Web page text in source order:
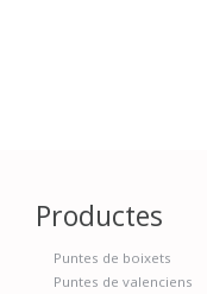
Productes
Puntes de boixets
Puntes de valenciens